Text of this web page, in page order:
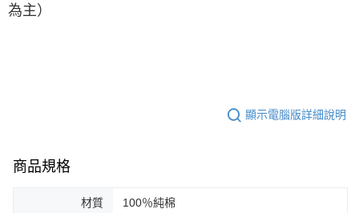
為主）
顯示電腦版詳細說明
商品規格
材質 100％純棉